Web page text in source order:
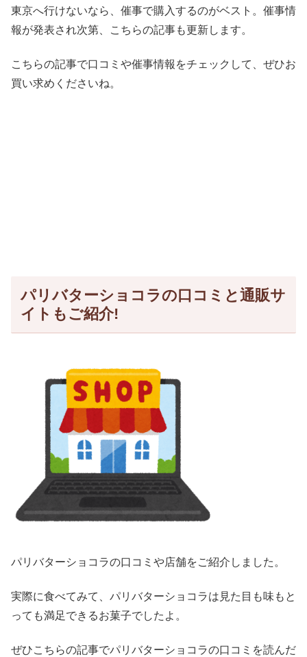
東京へ行けないなら、催事で購入するのがベスト。催事情
報が発表され次第、こちらの記事も更新します。
こちらの記事で口コミや催事情報をチェックして、ぜひお
買い求めくださいね。
パリバターショコラの口コミと通販サ
イトもご紹介!
パリバターショコラの口コミや店舗をご紹介しました。
実際に食べてみて、パリバターショコラは見た目も味もと
っても満足できるお菓子でしたよ。
ぜひこちらの記事でパリバターショコラの口コミを読んだ